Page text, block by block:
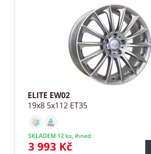
ELITE EW02
19x8 5x112 ET35
SKLADEM 12 ks, ihned
3 993 Kč